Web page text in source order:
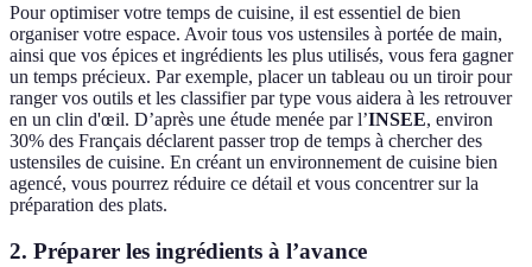
Pour optimiser votre temps de cuisine, il est essentiel de bien
organiser votre espace. Avoir tous vos ustensiles à portée de main,
ainsi que vos épices et ingrédients les plus utilisés, vous fera gagner
un temps précieux. Par exemple, placer un tableau ou un tiroir pour
ranger vos outils et les classifier par type vous aidera à les retrouver
en un clin d'œil. D’après une étude menée par l’INSEE, environ
30% des Français déclarent passer trop de temps à chercher des
ustensiles de cuisine. En créant un environnement de cuisine bien
agencé, vous pourrez réduire ce détail et vous concentrer sur la
préparation des plats.
2. Préparer les ingrédients à l’avance